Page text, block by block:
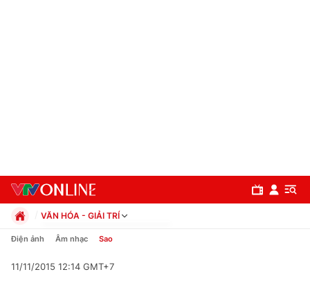
VĂN HÓA - GIẢI TRÍ
Chính trị
Pháp luật
Điện ảnh Âm nhạc Sao
11/11/2015 12:14 GMT+7